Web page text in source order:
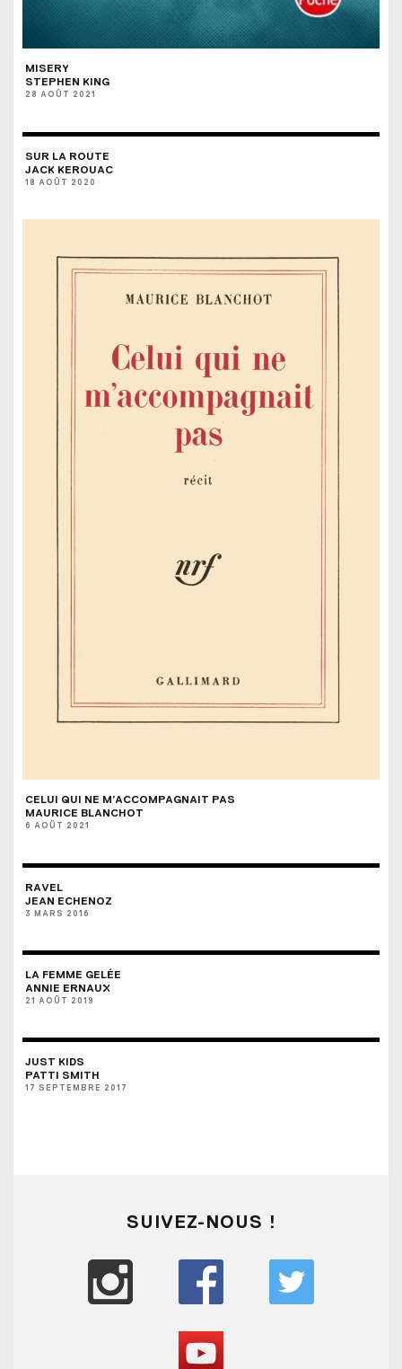
MISERY
STEPHEN KING
28 AOÛT 2021
SUR LA ROUTE
JACK KEROUAC
18 AOÛT 2020
CELUI QUI NE M’ACCOMPAGNAIT PAS
MAURICE BLANCHOT
6 AOÛT 2021
RAVEL
JEAN ECHENOZ
3 MARS 2016
LA FEMME GELÉE
ANNIE ERNAUX
21 AOÛT 2019
JUST KIDS
PATTI SMITH
17 SEPTEMBRE 2017
SUIVEZ-NOUS !